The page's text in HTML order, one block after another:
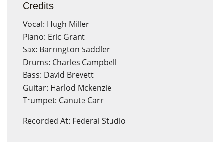
Credits
Vocal: Hugh Miller
Piano: Eric Grant
Sax: Barrington Saddler
Drums: Charles Campbell
Bass: David Brevett
Guitar: Harlod Mckenzie
Trumpet: Canute Carr
Recorded At: Federal Studio